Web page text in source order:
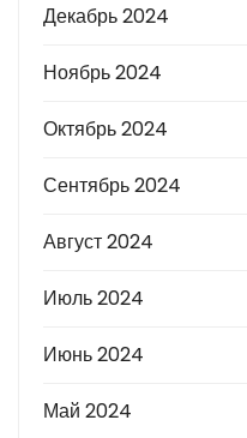
Декабрь 2024
Ноябрь 2024
Октябрь 2024
Сентябрь 2024
Август 2024
Июль 2024
Июнь 2024
Май 2024